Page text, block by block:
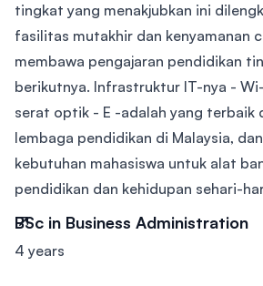
tingkat yang menakjubkan ini
fasilitas mutakhir dan kenyamanan
membawa pengajaran pendidikan
berikutnya. Infrastruktur IT-nya -
serat optik - E -adalah yang terbaik
lembaga pendidikan di Malaysia,
kebutuhan mahasiswa untuk alat
pendidikan dan kehidupan sehari-
BSc in Business Administration
4 years